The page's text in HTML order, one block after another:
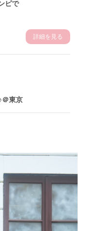
ピで
詳細を見る
＠東京